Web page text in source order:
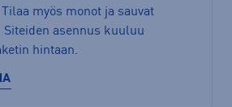
myös monot ja sauvat
Siteiden asennus kuuluu
hintaan.